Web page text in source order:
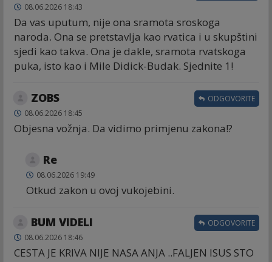
08.06.2026 18:43
Da vas uputum, nije ona sramota sroskoga
naroda. Ona se pretstavlja kao rvatica i u skupštini
sjedi kao takva. Ona je dakle, sramota rvatskoga
puka, isto kao i Mile Didick-Budak. Sjednite 1!
ZOBS
08.06.2026 18:45
Objesna vožnja. Da vidimo primjenu zakona!?
ODGOVORITE
Re
08.06.2026 19:49
Otkud zakon u ovoj vukojebini.
BUM VIDELI
08.06.2026 18:46
CESTA JE KRIVA NIJE NASA ANJA ..FALJEN ISUS STO
ODGOVORITE